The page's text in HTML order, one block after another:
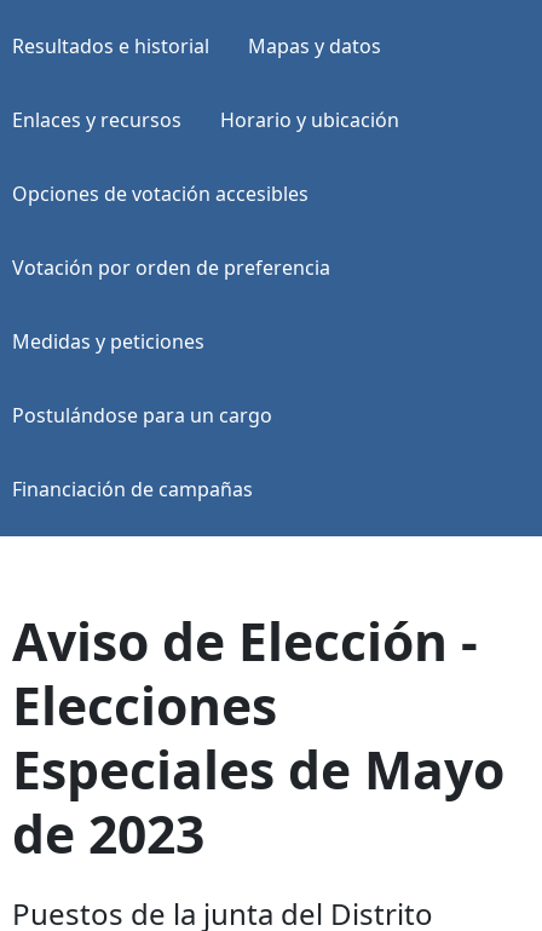
Resultados e historial Mapas y datos
Enlaces y recursos Horario y ubicación
Opciones de votación accesibles
Votación por orden de preferencia
Medidas y peticiones
Postulándose para un cargo
Financiación de campañas
Aviso de Elección -
Elecciones
Especiales de Mayo
de 2023
Puestos de la junta del Distrito